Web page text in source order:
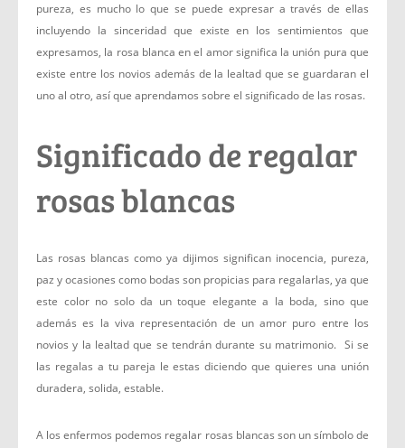
pureza, es mucho lo que se puede expresar a través de ellas
incluyendo la sinceridad que existe en los sentimientos que
expresamos, la rosa blanca en el amor significa la unión pura que
existe entre los novios además de la lealtad que se guardaran el
uno al otro, así que aprendamos sobre el significado de las rosas.
Significado de regalar
rosas blancas
Las rosas blancas como ya dijimos significan inocencia, pureza,
paz y ocasiones como bodas son propicias para regalarlas, ya que
este color no solo da un toque elegante a la boda, sino que
además es la viva representación de un amor puro entre los
novios y la lealtad que se tendrán durante su matrimonio. Si se
las regalas a tu pareja le estas diciendo que quieres una unión
duradera, solida, estable.
A los enfermos podemos regalar rosas blancas son un símbolo de